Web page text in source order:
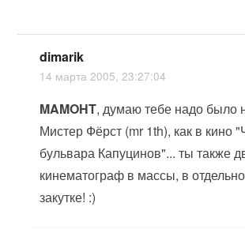
dimarik
14 марта 2005, 23:27:04
MAMOHT, думаю тебе надо было
Мистер Фёрст (mr 1th), как в кино
бульвара Капуцинов"... ты также
кинематограф в массы, в
закутке! :)